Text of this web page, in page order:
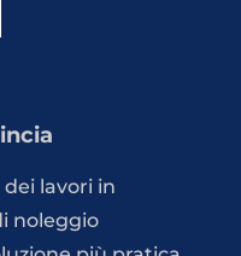
lavori in
noleggio